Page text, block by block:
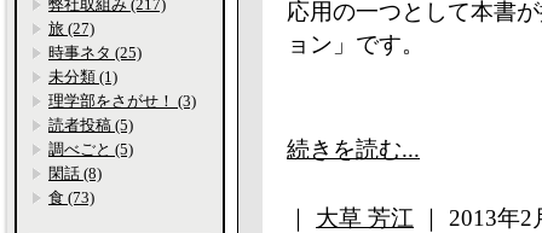
応用の一つとして本書
ョン」です。
続きを読む...
大草 芳江 ｜ 2013年
弊社取組み (217)
旅 (27)
時事ネタ (25)
未分類 (1)
理学部をさがせ！ (3)
読者投稿 (5)
調べごと (5)
閑話 (8)
食 (73)